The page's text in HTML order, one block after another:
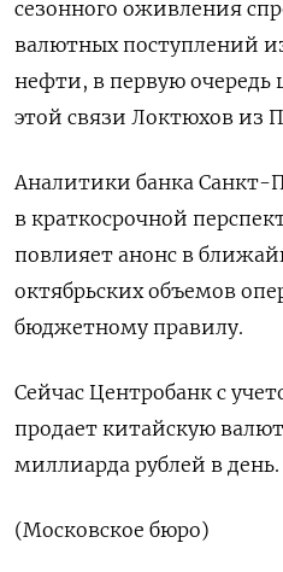
сезонного оживления
валютных поступлений
нефти, в первую очередь
этой связи Локтюхов из
Аналитики банка Санкт-
в краткосрочной
повлияет анонс в
октябрьских объемов
бюджетному правилу.
Сейчас Центробанк с
продает китайскую
миллиарда рублей в день.
(Московское бюро)